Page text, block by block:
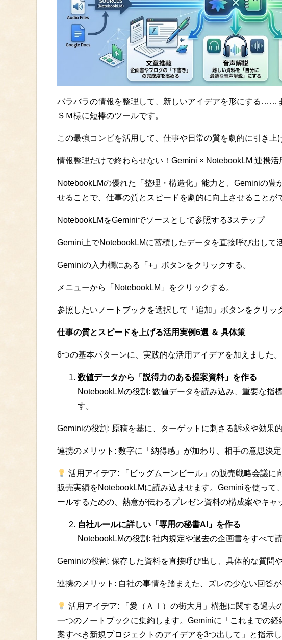
バラバラの情報を整理して、新しいアイデアを形にする……
ＳＭ様に短棒のツールです。
この最強コンビを活用して、仕事や日常の質を劇的に引き上
情報整理だけで終わらせない！Gemini × NotebookLM 連携活
NotebookLMの優れた「整理・構造化」能力と、Geminiの豊
せることで、仕事の質とスピードを劇的に向上させることが
NotebookLMをGeminiでソースとして参照する3ステップ
Gemini上でNotebookLMに蓄積したデータを直接呼び出して
Geminiの入力欄にある「+」ボタンをクリックする。
メニューから「NotebookLM」をクリックする。
参照したいノートブックを選択して「追加」ボタンをクリッ
仕事の質とスピードを上げる活用実例6選 ＆ 具体策
6つの基本パターンに、実践的な活用アイデアを加えました。
数値データから「説得力のある提案資料」を作る
NotebookLMの役割: 数値データを読み込み、重要な指
す。
Geminiの役割: 原稿を基に、ターゲットに刺さる訴求や効果
連携のメリット: 数字に「納得感」が加わり、相手の意思決
活用アイデア: 「ビッグムーンビール」の販売戦略会議に
販売実績をNotebookLMに読み込ませます。Geminiを使って
ールするための、熱意が伝わるプレゼン資料の構成案やキャ
自社ルールに詳しい「専用の秘書AI」を作る
NotebookLMの役割: 社内規定や過去の企画書をすべて
Geminiの役割: 保存した資料を直接呼び出し、具体的な質問
連携のメリット: 自社の事情を踏まえた、ズレの少ない回答が
活用アイデア: 「愛（ＡＩ）の街大月」構想に関する過去
一つのノートブックに集約します。Geminiに「これまでの
案すべき新規プロジェクトのアイデアを3つ出して」と指示